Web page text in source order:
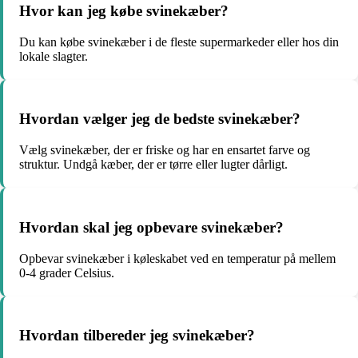
Hvor kan jeg købe svinekæber?
Du kan købe svinekæber i de fleste supermarkeder eller hos din
lokale slagter.
Hvordan vælger jeg de bedste svinekæber?
Vælg svinekæber, der er friske og har en ensartet farve og
struktur. Undgå kæber, der er tørre eller lugter dårligt.
Hvordan skal jeg opbevare svinekæber?
Opbevar svinekæber i køleskabet ved en temperatur på mellem
0-4 grader Celsius.
Hvordan tilbereder jeg svinekæber?